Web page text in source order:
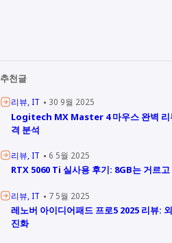
추천글
리뷰 IT 30 9월 2025
Logitech MX Master 4 마우스 완벽 리
격 분석
리뷰 IT 6 5월 2025
RTX 5060 Ti 실사용 후기: 8GB는 거르
리뷰 IT 7 5월 2025
레노버 아이디어패드 프로5 2025 리뷰:
진화